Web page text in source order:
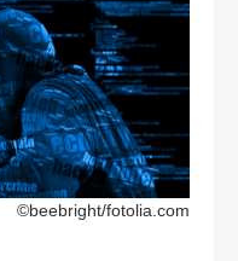
©beebright/fotolia.com